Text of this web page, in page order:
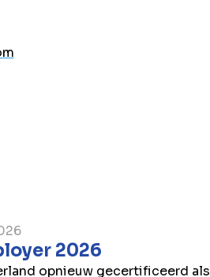
2026
opnieuw gecertificeerd als